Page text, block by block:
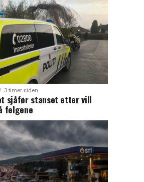
3 timer siden
sjåfør stanset etter vill
felgene